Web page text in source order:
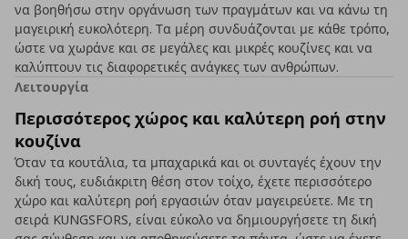
να βοηθήσω στην οργάνωση των πραγμάτων και να κάνω τη
μαγειρική ευκολότερη. Τα μέρη συνδυάζονται με κάθε τρόπο,
ώστε να χωράνε και σε μεγάλες και μικρές κουζίνες και να
καλύπτουν τις διαφορετικές ανάγκες των ανθρώπων.
Λειτουργία
Περισσότερος χώρος και καλύτερη ροή στην
κουζίνα
Όταν τα κουτάλια, τα μπαχαρικά και οι συνταγές έχουν την
δική τους, ευδιάκριτη θέση στον τοίχο, έχετε περισσότερο
χώρο και καλύτερη ροή εργασιών όταν μαγειρεύετε. Με τη
σειρά KUNGSFORS, είναι εύκολο να δημιουργήσετε τη δική